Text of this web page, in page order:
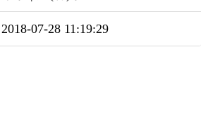
2018-07-28 11:19:29